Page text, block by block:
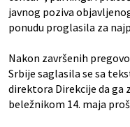
javnog poziva
ponudu proglasila za
Nakon završenih
Srbije saglasila se sa
direktora Direkcije da ga
beležnikom 14. maja